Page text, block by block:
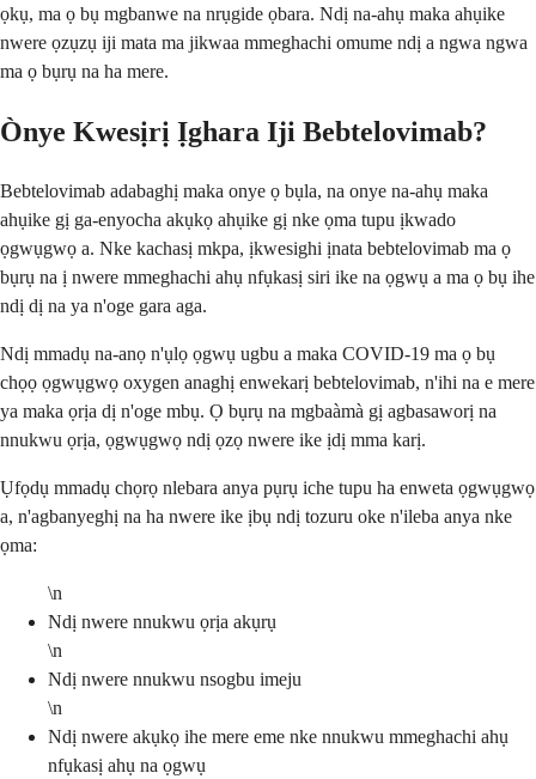
ọkụ, ma ọ bụ mgbanwe na nrụgide ọbara. Ndị na-ahụ maka ahụike
nwere ọzụzụ iji mata ma jikwaa mmeghachi omume ndị a ngwa ngwa
ma ọ bụrụ na ha mere.
Ònye Kwesịrị Ịghara Iji Bebtelovimab?
Bebtelovimab adabaghị maka onye ọ bụla, na onye na-ahụ maka
ahụike gị ga-enyocha akụkọ ahụike gị nke ọma tupu ịkwado
ọgwụgwọ a. Nke kachasị mkpa, ịkwesighi ịnata bebtelovimab ma ọ
bụrụ na ị nwere mmeghachi ahụ nfụkasị siri ike na ọgwụ a ma ọ bụ ihe
ndị dị na ya n'oge gara aga.
Ndị mmadụ na-anọ n'ụlọ ọgwụ ugbu a maka COVID-19 ma ọ bụ
chọọ ọgwụgwọ oxygen anaghị enwekarị bebtelovimab, n'ihi na e mere
ya maka ọrịa dị n'oge mbụ. Ọ bụrụ na mgbaàmà gị agbasaworị na
nnukwu ọrịa, ọgwụgwọ ndị ọzọ nwere ike ịdị mma karị.
Ụfọdụ mmadụ chọrọ nlebara anya pụrụ iche tupu ha enweta ọgwụgwọ
a, n'agbanyeghị na ha nwere ike ịbụ ndị tozuru oke n'ileba anya nke
ọma:
\n
Ndị nwere nnukwu ọrịa akụrụ
\n
Ndị nwere nnukwu nsogbu imeju
\n
Ndị nwere akụkọ ihe mere eme nke nnukwu mmeghachi ahụ
nfụkasị ahụ na ọgwụ